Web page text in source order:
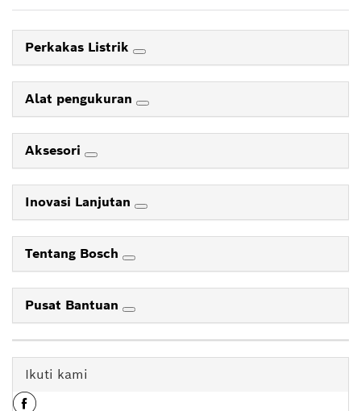
Perkakas Listrik
Alat pengukuran
Aksesori
Inovasi Lanjutan
Tentang Bosch
Pusat Bantuan
Ikuti kami